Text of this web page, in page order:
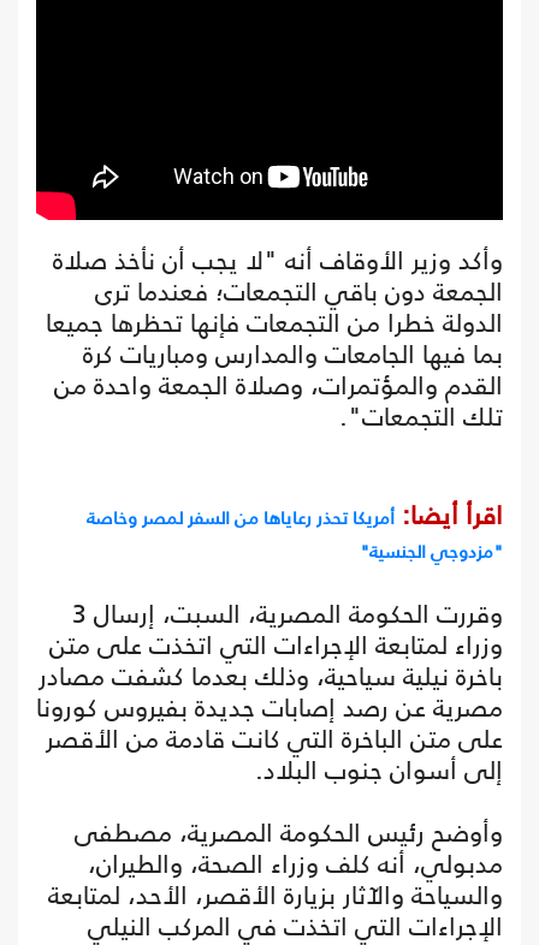
وأكد وزير الأوقاف أنه "لا يجب أن نأخذ صلاة
الجمعة دون باقي التجمعات؛ فعندما ترى
الدولة خطرا من التجمعات فإنها تحظرها جميعا
بما فيها الجامعات والمدارس ومباريات كرة
القدم والمؤتمرات، وصلاة الجمعة واحدة من
تلك التجمعات".
اقرأ أيضا: أمريكا تحذر رعاياها من السفر لمصر وخاصة
"مزدوجي الجنسية"
وقررت الحكومة المصرية، السبت، إرسال 3
وزراء لمتابعة الإجراءات التي اتخذت على متن
باخرة نيلية سياحية، وذلك بعدما كشفت مصادر
مصرية عن رصد إصابات جديدة بفيروس كورونا
على متن الباخرة التي كانت قادمة من الأقصر
إلى أسوان جنوب البلاد.
وأوضح رئيس الحكومة المصرية، مصطفى
مدبولي، أنه كلف وزراء الصحة، والطيران،
والسياحة والآثار بزيارة الأقصر، الأحد، لمتابعة
الإجراءات التي اتخذت في المركب النيلي